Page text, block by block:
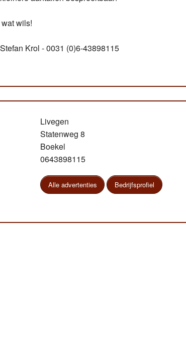
wils!
Krol - 0031 (0)6-43898115
Livegen
Statenweg 8
Boekel
0643898115
Alle advertenties Bedrijfsprofiel